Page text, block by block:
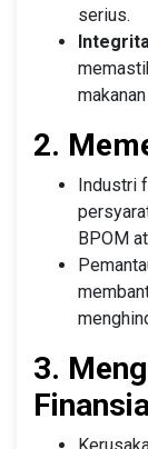
serius.
2.
Industri
BPOM
3.